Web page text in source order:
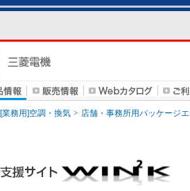
[業務用]空調・換気
店舗・事務所用パッケージ